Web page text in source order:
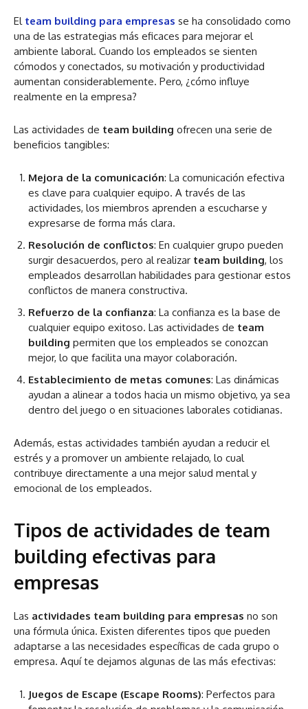
El team building para empresas se ha consolidado como
una de las estrategias más eficaces para mejorar el
ambiente laboral. Cuando los empleados se sienten
cómodos y conectados, su motivación y productividad
aumentan considerablemente. Pero, ¿cómo influye
realmente en la empresa?
Las actividades de team building ofrecen una serie de
beneficios tangibles:
Mejora de la comunicación: La comunicación efectiva
es clave para cualquier equipo. A través de las
actividades, los miembros aprenden a escucharse y
expresarse de forma más clara.
Resolución de conflictos: En cualquier grupo pueden
surgir desacuerdos, pero al realizar team building, los
empleados desarrollan habilidades para gestionar estos
conflictos de manera constructiva.
Refuerzo de la confianza: La confianza es la base de
cualquier equipo exitoso. Las actividades de team
building permiten que los empleados se conozcan
mejor, lo que facilita una mayor colaboración.
Establecimiento de metas comunes: Las dinámicas
ayudan a alinear a todos hacia un mismo objetivo, ya sea
dentro del juego o en situaciones laborales cotidianas.
Además, estas actividades también ayudan a reducir el
estrés y a promover un ambiente relajado, lo cual
contribuye directamente a una mejor salud mental y
emocional de los empleados.
Tipos de actividades de team
building efectivas para
empresas
Las actividades team building para empresas no son
una fórmula única. Existen diferentes tipos que pueden
adaptarse a las necesidades específicas de cada grupo o
empresa. Aquí te dejamos algunas de las más efectivas:
Juegos de Escape (Escape Rooms): Perfectos para